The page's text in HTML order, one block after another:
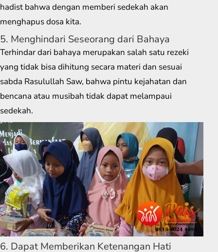
hadist bahwa dengan memberi sedekah akan
menghapus dosa kita.
5. Menghindari Seseorang dari Bahaya
Terhindar dari bahaya merupakan salah satu rezeki
yang tidak bisa dihitung secara materi dan sesuai
sabda Rasulullah Saw, bahwa pintu kejahatan dan
bencana atau musibah tidak dapat melampaui
sedekah.
6. Dapat Memberikan Ketenangan Hati